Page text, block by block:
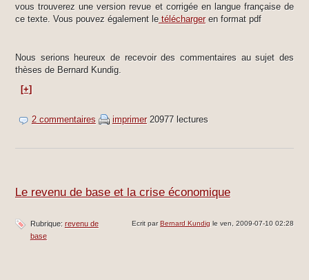
vous trouverez une version revue et corrigée en langue française de
ce texte. Vous pouvez également letéléchargeren format pdf
Nous serions heureux de recevoir des commentaires au sujet des
thèses de Bernard Kundig.
[+]
2 commentaires imprimer 20977 lectures
Le revenu de base et la crise économique
Ecrit parBernard Kundig le ven, 2009-07-10 02:28
Rubrique: revenu de
base